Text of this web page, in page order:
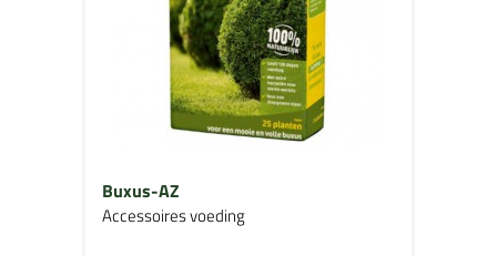
Buxus-AZ
Accessoires voeding